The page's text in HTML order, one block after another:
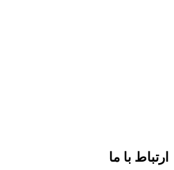
ارتباط با ما